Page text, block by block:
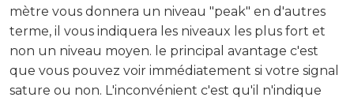
mètre vous donnera un niveau "peak" en d'autres
terme, il vous indiquera les niveaux les plus fort et
non un niveau moyen. le principal avantage c'est
que vous pouvez voir immédiatement si votre signal
sature ou non. L'inconvénient c'est qu'il n'indique